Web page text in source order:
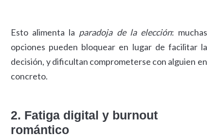
Esto alimenta la paradoja de la elección: muchas
opciones pueden bloquear en lugar de facilitar la
decisión, y dificultan comprometerse con alguien en
concreto.
2. Fatiga digital y burnout
romántico